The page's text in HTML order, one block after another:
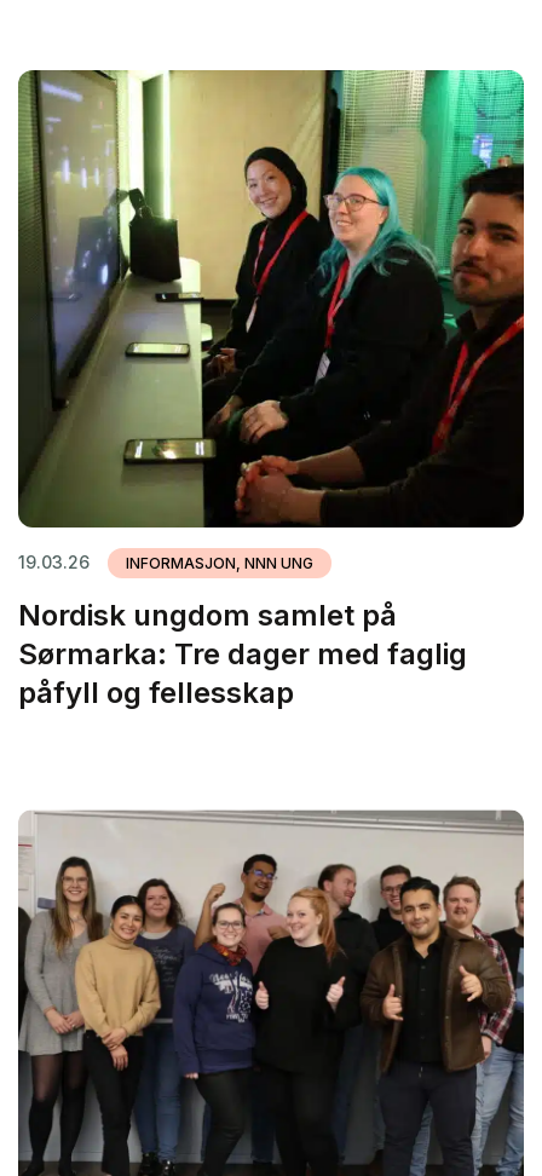
19.03.26 INFORMASJON, NNN UNG
Nordisk ungdom samlet på
Sørmarka: Tre dager med faglig
påfyll og fellesskap